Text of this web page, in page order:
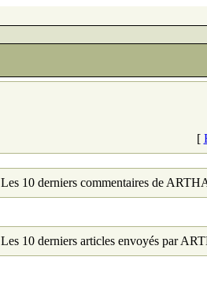
[
Les 10 derniers commentaires de
Les 10 derniers articles envoyés par